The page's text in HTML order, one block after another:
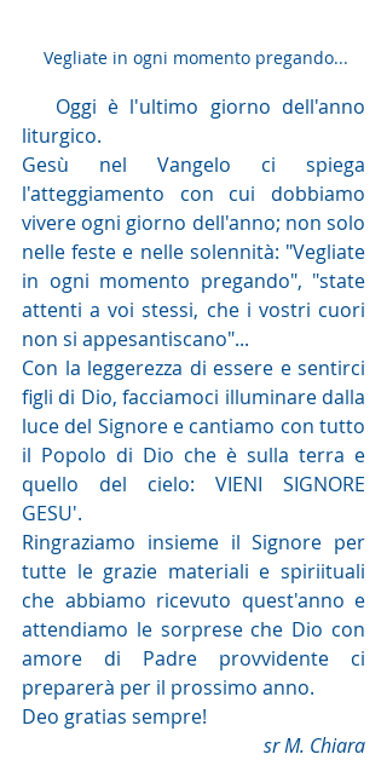
Vegliate in ogni momento pregando...
liturgico.
Gesù nel Vangelo ci spiega
l'atteggiamento con cui dobbiamo
vivere ogni giorno dell'anno; non solo
nelle feste e nelle solennità: "Vegliate
in ogni momento pregando", "state
attenti a voi stessi, che i vostri cuori
non si appesantiscano"...
Con la leggerezza di essere e sentirci
figli di Dio, facciamoci illuminare dalla
luce del Signore e cantiamo con tutto
il Popolo di Dio che è sulla terra e
quello del cielo: VIENI SIGNORE
GESU'.
Ringraziamo insieme il Signore per
tutte le grazie materiali e spiriituali
che abbiamo ricevuto quest'anno e
attendiamo le sorprese che Dio con
amore di Padre provvidente ci
preparerà per il prossimo anno.
Deo gratias sempre!
sr M. Chiara